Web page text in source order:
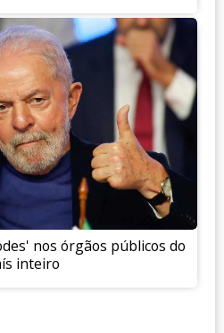
nos órgãos públicos do
inteiro